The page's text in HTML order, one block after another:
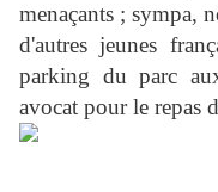
menaçants ; sympa,
d'autres jeunes
parking du parc
avocat pour le repas